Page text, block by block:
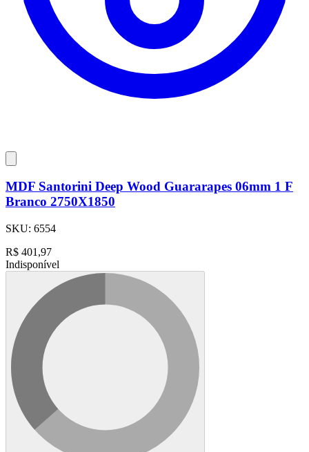
MDF Santorini Deep Wood Guararapes 06mm 1 F
Branco 2750X1850
SKU: 6554
R$ 401,97
Indisponível